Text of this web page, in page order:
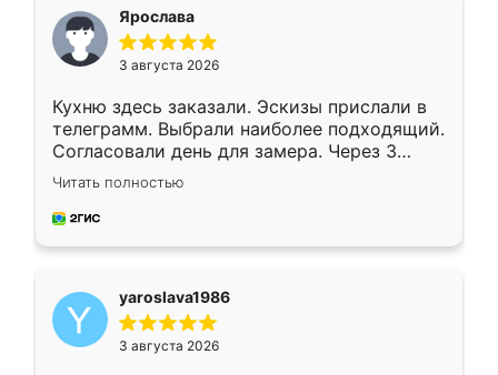
Ярослава
3 августа 2026
Кухню здесь заказали. Эскизы прислали в
телеграмм. Выбрали наиболее подходящий.
Согласовали день для замера. Через 3
недели кухня была уже готова. Остались
довольны работой. Спасибо Ренессанс
мебель за качественную работу!
Читать полностью
yaroslava1986
3 августа 2026